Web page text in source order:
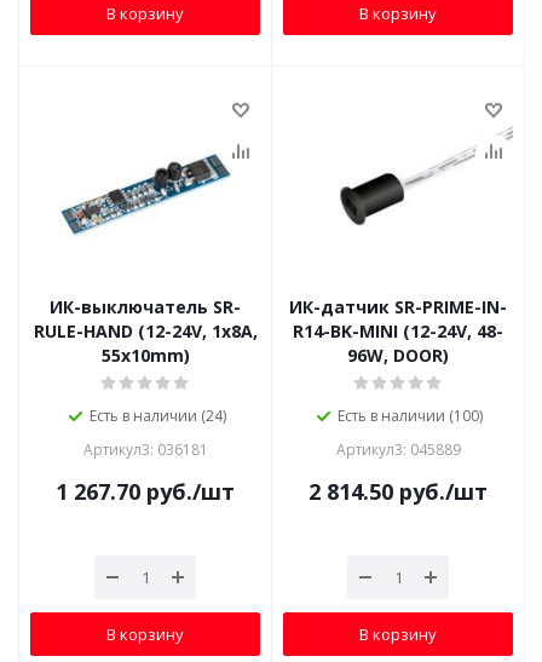
В корзину В корзину
ИК-выключатель SR-
RULE-HAND (12-24V, 1x8A,
55x10mm)
Есть в наличии (24)
Артикул3: 036181
1 267.70 руб./шт
В корзину
ИК-датчик SR-PRIME-IN-
R14-BK-MINI (12-24V, 48-
96W, DOOR)
Есть в наличии (100)
Артикул3: 045889
2 814.50 руб./шт
В корзину